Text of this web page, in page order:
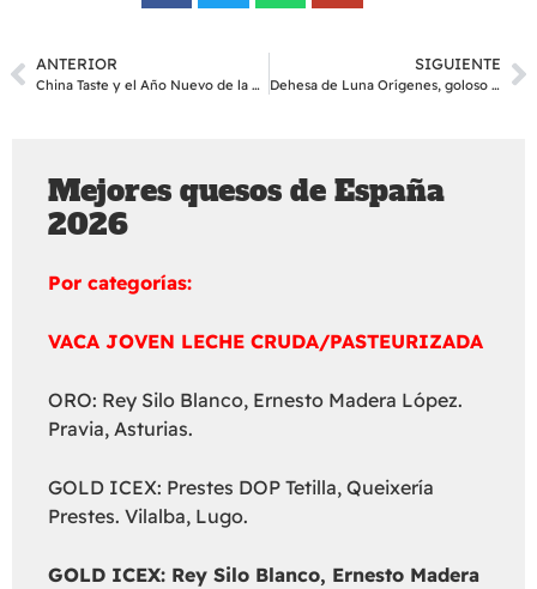
ANTERIOR
China Taste y el Año Nuevo de la Rata
SIGUIENTE
Dehesa de Luna Orígenes, goloso y vivaz
Mejores quesos de España
2026
Por categorías:
VACA JOVEN LECHE CRUDA/PASTEURIZADA
ORO: Rey Silo Blanco, Ernesto Madera López.
Pravia, Asturias.
GOLD ICEX: Prestes DOP Tetilla, Queixería
Prestes. Vilalba, Lugo.
GOLD ICEX: Rey Silo Blanco, Ernesto Madera